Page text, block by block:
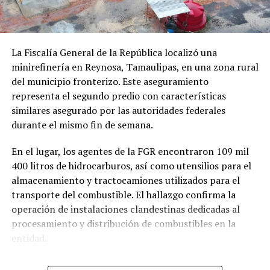
La Fiscalía General de la República localizó una
minirefinería en Reynosa, Tamaulipas, en una zona rural
del municipio fronterizo. Este aseguramiento
representa el segundo predio con características
similares asegurado por las autoridades federales
durante el mismo fin de semana.
En el lugar, los agentes de la FGR encontraron 109 mil
400 litros de hidrocarburos, así como utensilios para el
almacenamiento y tractocamiones utilizados para el
transporte del combustible. El hallazgo confirma la
operación de instalaciones clandestinas dedicadas al
procesamiento y distribución de combustibles en la
entidad.
De acuerdo con información publicada por el diario